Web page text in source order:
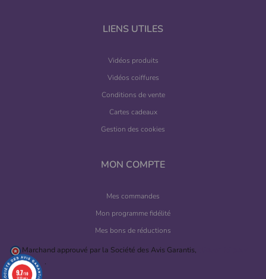
LIENS UTILES
Vidéos produits
Vidéos coiffures
Conditions de vente
Cartes cadeaux
Gestion des cookies
MON COMPTE
Mes commandes
Mon programme fidélité
Mes bons de réductions
Marchand approuvé par la Société des Avis Garantis,
vérifier .
9.7/10